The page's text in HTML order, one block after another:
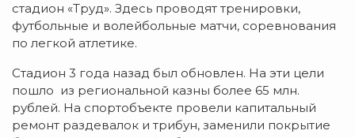
стадион «Труд». Здесь проводят тренировки,
футбольные и волейбольные матчи, соревнования
по легкой атлетике.
Стадион 3 года назад был обновлен. На эти цели
пошло из региональной казны более 65 млн.
рублей. На спортобъекте провели капитальный
ремонт раздевалок и трибун, заменили покрытие